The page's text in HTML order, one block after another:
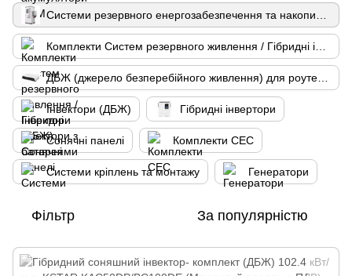
Інвектори (ДБЖ) Гібридні інвертори
Сонячні панелі Комплекти СЕС
Системи кріплень та монтажу Генератори
Фільтр За популярністю